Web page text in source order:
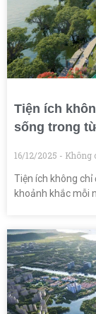
Tiện ích
sống trong
16/12/2025 Không
Tiện ích không
khoảnh khắc mỗi